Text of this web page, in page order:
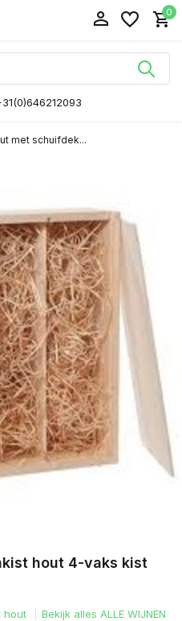
0
met schuifdek...
hout 4-vaks kist
hout Bekijk alles ALLE WIJNEN